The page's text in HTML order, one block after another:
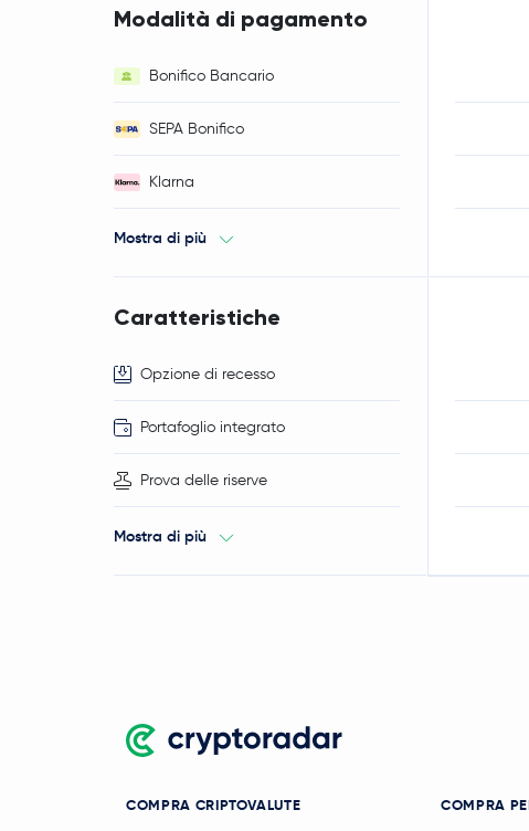
Modalità di pagamento
Bonifico Bancario
SEPA Bonifico
Klarna
Mostra di più
Caratteristiche
Opzione di recesso
Portafoglio integrato
Prova delle riserve
Mostra di più
COMPRA CRIPTOVALUTE COMPRA